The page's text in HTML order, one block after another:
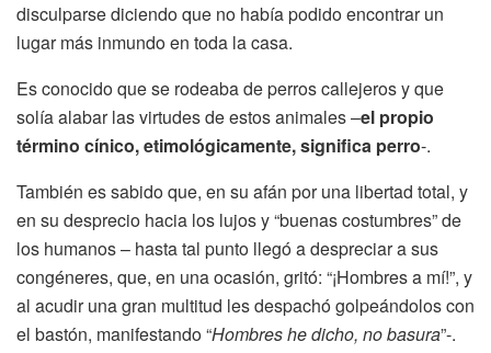
disculparse diciendo que no había podido encontrar un
lugar más inmundo en toda la casa.
Es conocido que se rodeaba de perros callejeros y que
solía alabar las virtudes de estos animales –el propio
término cínico, etimológicamente, significa perro-.
También es sabido que, en su afán por una libertad total, y
en su desprecio hacia los lujos y “buenas costumbres” de
los humanos – hasta tal punto llegó a despreciar a sus
congéneres, que, en una ocasión, gritó: “¡Hombres a mí!”, y
al acudir una gran multitud les despachó golpeándolos con
el bastón, manifestando “Hombres he dicho, no basura”-.